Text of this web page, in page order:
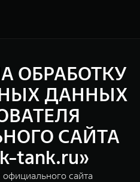
Модели
О дилере
ОБРАБОТКУ
ДАННЫХ
САЙТА
tank.ru»
сайта